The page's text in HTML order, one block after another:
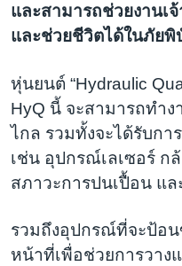
และสามารถช่วยงานเ
และช่วยชีวิตได้ในภัยพิ
หุ่นยนต์ “Hydraulic
HyQ นี้ จะสามารถทำ
ไกล รวมทั้งจะได้รับก
เช่น อุปกรณ์เลเซอร์ ก
สภาวะการปนเปื้อน แ
รวมถึงอุปกรณ์ที่จะป้อน
หน้าที่เพื่อช่วยการวาง